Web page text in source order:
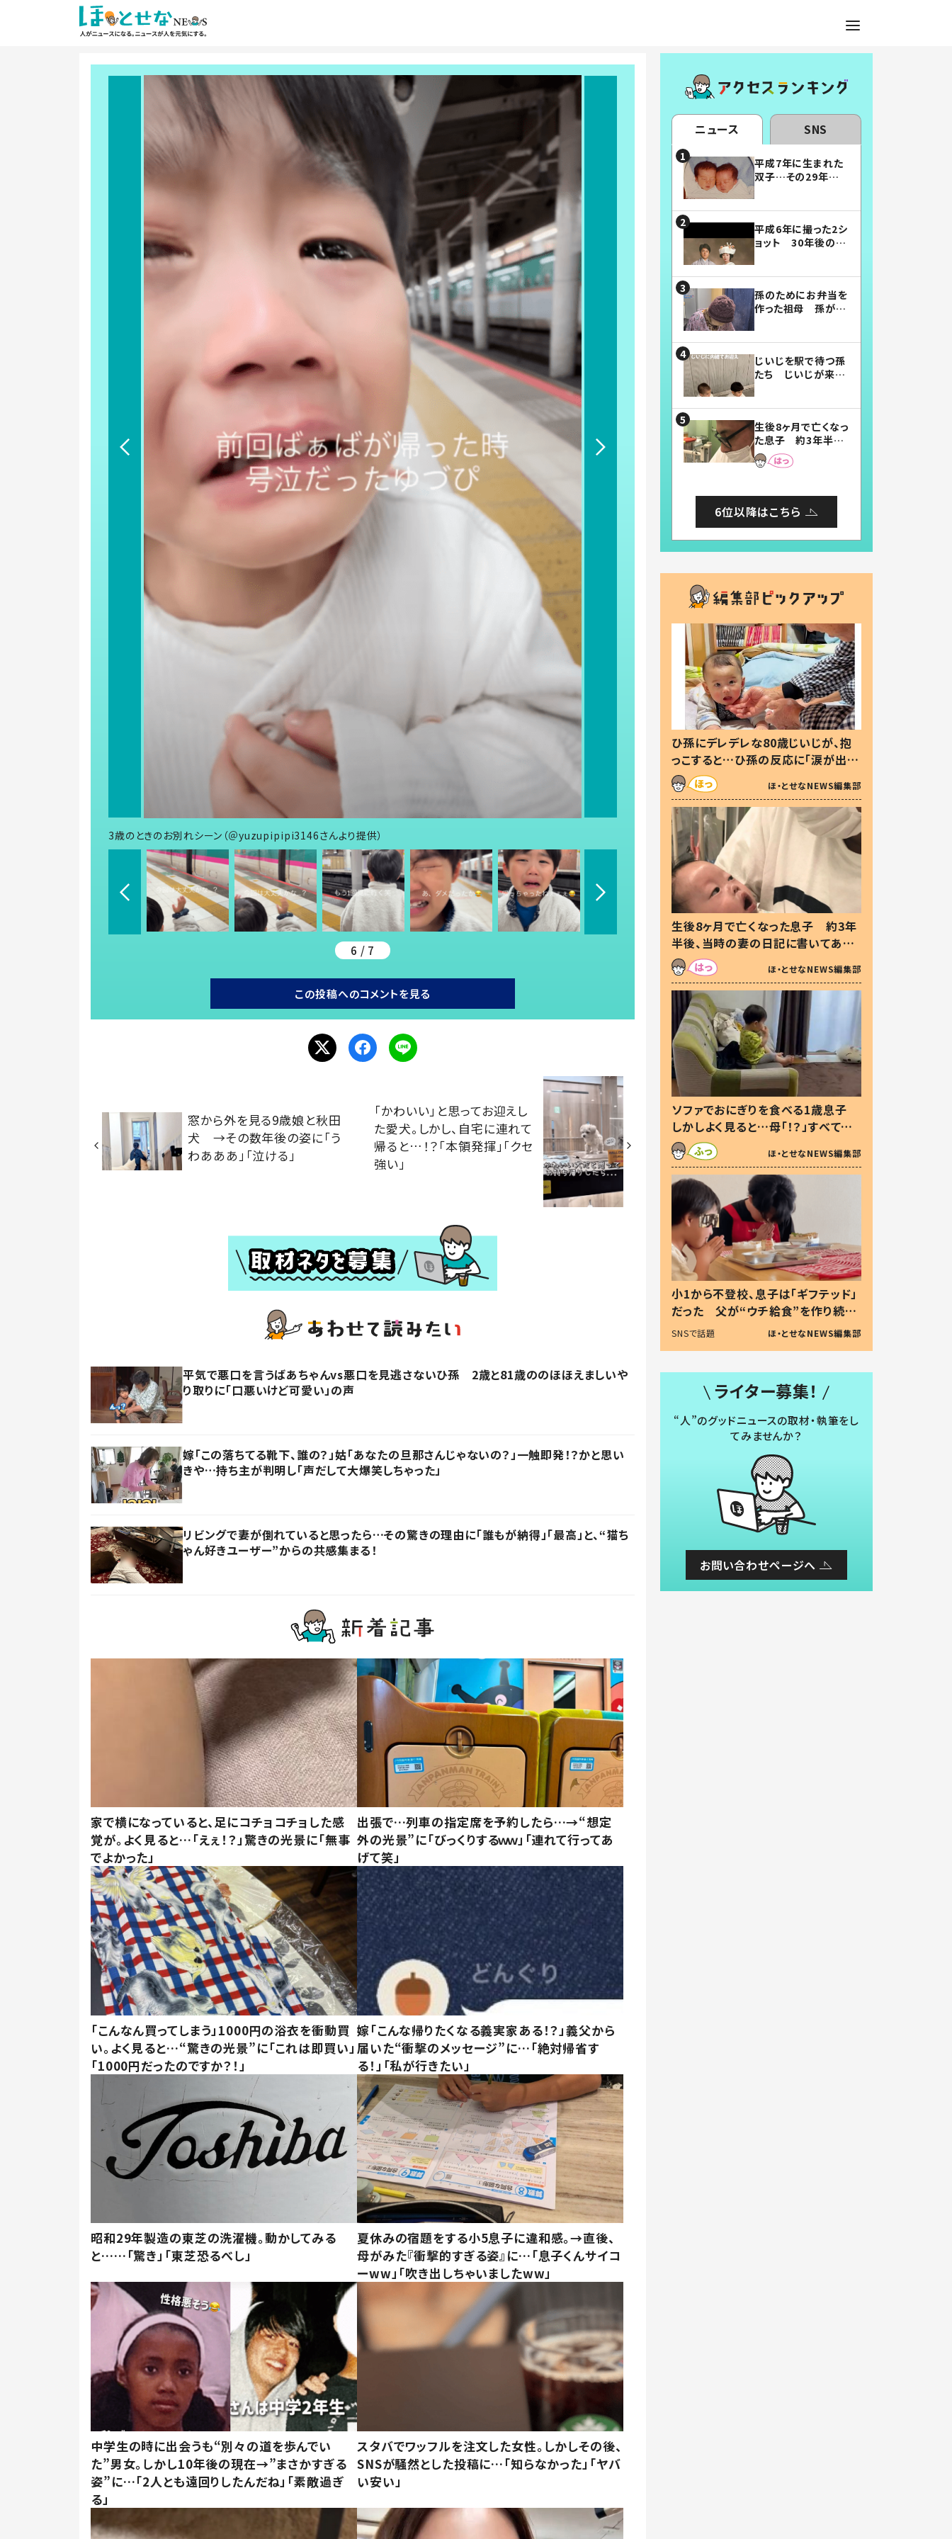
3歳のときのお別れシーン（＠yuzupipipi3146さんより提供）
6 / 7
この投稿へのコメントを見る
窓から外を見る9歳娘と秋田
犬 →その数年後の姿に「う
わあああ」「泣ける」
「かわいい」と思ってお迎えし
た愛犬。しかし、自宅に連れて
帰ると…！？「本領発揮」「クセ
強い」
平気で悪口を言うばあちゃんvs悪口を見逃さないひ孫 2歳と81歳ののほほえましいや
り取りに「口悪いけど可愛い」の声
嫁「この落ちてる靴下、誰の？」姑「あなたの旦那さんじゃないの？」一触即発！？かと思い
きや…持ち主が判明し「声だして大爆笑しちゃった」
リビングで妻が倒れていると思ったら…その驚きの理由に「誰もが納得」「最高」と、“猫ち
ゃん好きユーザー”からの共感集まる！
家で横になっていると、足にコチョコチョした感
覚が。よく見ると…「えぇ！？」驚きの光景に「無事
でよかった」
出張で…列車の指定席を予約したら…→“想定
外の光景”に「びっくりするｗｗ」「連れて行ってあ
げて笑」
「こんなん買ってしまう」1000円の浴衣を衝動買
い。よく見ると…“驚きの光景”に「これは即買い」
「1000円だったのですか？！」
嫁「こんな帰りたくなる義実家ある！？」義父から
届いた“衝撃のメッセージ”に…「絶対帰省す
る！」「私が行きたい」
昭和29年製造の東芝の洗濯機。動かしてみる
と……「驚き」「東芝恐るべし」
夏休みの宿題をする小5息子に違和感。→直後、
母がみた『衝撃的すぎる姿』に…「息子くんサイコ
ーww」「吹き出しちゃいましたww」
中学生の時に出会うも“別々の道を歩んでい
た”男女。しかし10年後の現在→”まさかすぎる
姿”に…「2人とも遠回りしたんだね」「素敵過ぎ
る」
スタバでワッフルを注文した女性。しかしその後、
SNSが騒然とした投稿に…「知らなかった」「ヤバ
い安い」
ニュース SNS
平成7年に生まれた
双子…その29年後
平成6年に撮った2シ
ョット 30年後の姿
孫のためにお弁当を
作った祖母 孫が絶
じいじを駅で待つ孫
たち じいじが来た
まらない」「幸せにな
れる」
生後8ヶ月で亡くなっ
た息子 約3年半
後、当時の妻の日記
に書いてあった本音
6位以降はこちら
ひ孫にデレデレな80歳じいじが、抱
っこすると…ひ孫の反応に「涙が出ま
した」「可愛くて仕方ない」
ほ・とせなNEWS編集部
生後8ヶ月で亡くなった息子 約3年
半後、当時の妻の日記に書いてあっ
た本音とは
ほ・とせなNEWS編集部
ソファでおにぎりを食べる1歳息子
しかしよく見ると…母「！？」すべてを
察した母の投稿に「可愛いから許
す！」「現行犯〜」
ほ・とせなNEWS編集部
小1から不登校、息子は「ギフテッド」
だった 父が“ウチ給食”を作り続け
る理由とは #令和の親 #令和の子
SNSで話題 ほ・とせなNEWS編集部
ライター募集！
“人”のグッドニュースの取材・執筆をし
てみませんか？
お問い合わせページへ